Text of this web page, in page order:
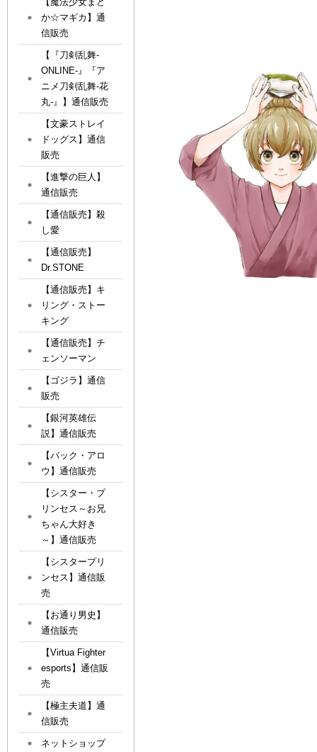
か☆マギカ】通
信販売
【『刀剣乱舞-
ONLINE-』『ア
ニメ刀剣乱舞-花
丸-』】通信販売
【文豪ストレイ
ドッグス】通信
販売
【進撃の巨人】
通信販売
【通信販売】殺
し愛
【通信販売】
Dr.STONE
【通信販売】キ
リング・ストー
キング
【通信販売】チ
ェンソーマン
【ゴジラ】通信
販売
【銀河英雄伝
説】通信販売
【バック・アロ
ウ】通信販売
【シスター・プ
リンセス～お兄
ちゃん大好き
～】通信販売
【シスタープリ
ンセス】通信販
売
【お通り男史】
通信販売
【Virtua Fighter
esports】通信販
売
【極主夫道】通
信販売
ネットショップ